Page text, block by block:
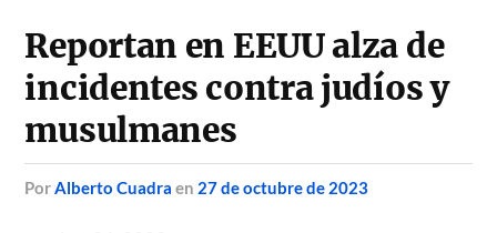
Reportan en EEUU alza de
incidentes contra judíos y
musulmanes
porAlberto Cuadra en 27 de octubre de 2023